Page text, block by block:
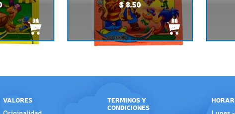
$ 8.50
VALORES
TERMINOS Y
CONDICIONES